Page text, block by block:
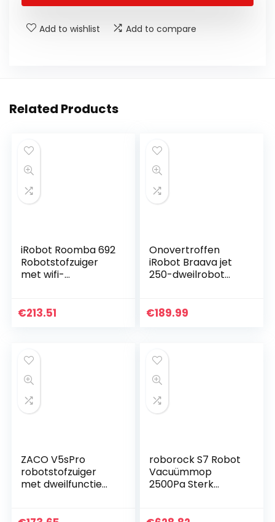
Add to wishlist Add to compare
Related Products
iRobot Roomba 692
Robotstofzuiger
met wifi-
reinigingssysteem
€213.51
Onovertroffen
iRobot Braava jet
250-dweilrobot
vochtig en nat
€189.99
ZACO V5sPro
robotstofzuiger
met dweilfunctie
roborock S7 Robot
Vacuümmop
2500Pa Sterk